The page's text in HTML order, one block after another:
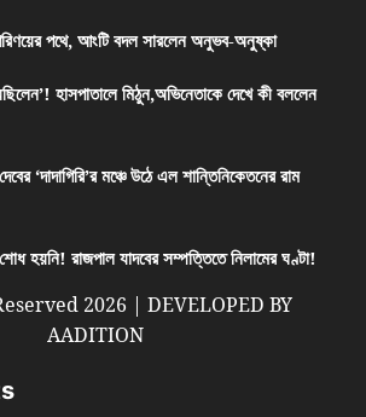
পথে, আংটি বদল সারলেন অনুভব-অনুষ্কা
হাসপাতালে মিঠুন,অভিনেতাকে দেখে কী বললেন
‘দাদাগিরি’র মঞ্চে উঠে এল শান্তিনিকেতনের রাম
হয়নি! রাজপাল যাদবের সম্পত্তিতে নিলামের ঘণ্টা!
2026 | DEVELOPED BY
AADITION